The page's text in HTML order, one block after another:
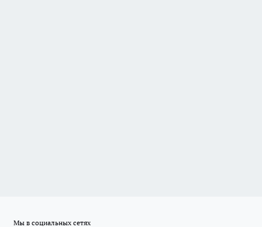
Мы в социальных сетях